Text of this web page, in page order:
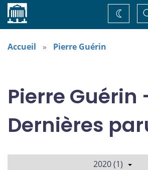
Accueil
de
Accueil Pierre Guérin
Pierre Guérin
Dernières
2020 (1)